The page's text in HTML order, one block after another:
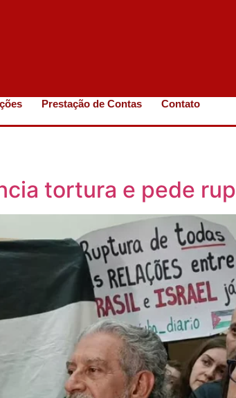
Prestação de Contas Contato
tortura e pede